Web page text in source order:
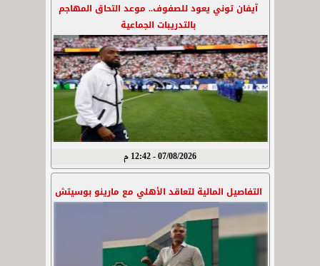
آيفان توني يعود للصفوف.. موعد التحاق المهاجم
بالتدريبات الجماعية
07/08/2026 - 12:42 م
التفاصيل المالية لتعاقد الأهلي مع مارينو بوسيتش